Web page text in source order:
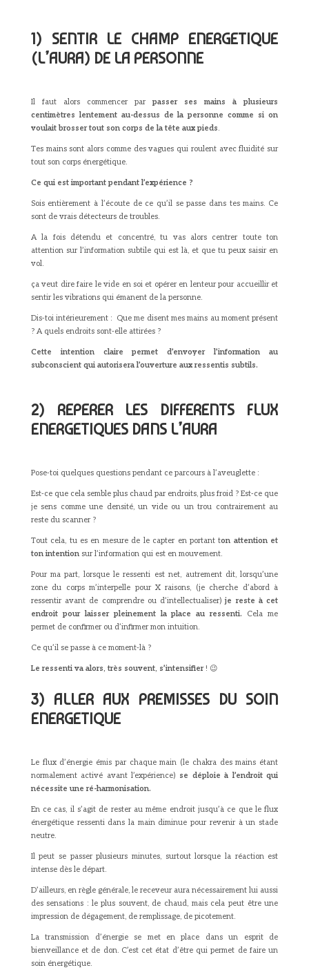
1) SENTIR LE CHAMP ENERGETIQUE
(L’AURA) DE LA PERSONNE
Il faut alors commencer parpasser ses mains à plusieurs
centimètres lentement au-dessus de la personne comme si on
voulait brosser tout son corps de la tête aux pieds.
Tes mains sont alors comme des vagues qui roulent avec fluidité sur
tout son corps énergétique.
Ce qui est important pendant l’expérience ?
Sois entièrement à l’écoute de ce qu’il se passe dans tes mains. Ce
sont de vrais détecteurs de troubles.
A la fois détendu et concentré, tu vas alors centrer toute ton
attention sur l’information subtile qui est là, et que tu peux saisir en
vol.
ça veut dire faire le vide en soi et opérer en lenteur pour accueillir et
sentir les vibrations qui émanent de la personne.
Dis-toi intérieurement : Que me disent mes mains au moment présent
? A quels endroits sont-elle attirées ?
Cette intention claire permet d’envoyer l’information au
subconscient qui autorisera l’ouverture aux ressentis subtils.
2) REPERER LES DIFFERENTS FLUX
ENERGETIQUES DANS L’AURA
Pose-toi quelques questions pendant ce parcours à l’aveuglette :
Est-ce que cela semble plus chaud par endroits, plus froid ? Est-ce que
je sens comme une densité, un vide ou un trou contrairement au
reste du scanner ?
Tout cela, tu es en mesure de le capter en portant ton attention et
ton intention sur l’information qui est en mouvement.
Pour ma part, lorsque le ressenti est net, autrement dit, lorsqu’une
zone du corps m’interpelle pour X raisons, (je cherche d’abord à
ressentir avant de comprendre ou d’intellectualiser) je reste à cet
endroit pour laisser pleinement la place au ressenti.
Cela me
permet de confirmer ou d’infirmer mon intuition.
Ce qu’il se passe à ce moment-là ?
Le ressenti va alors, très souvent, s’intensifier! 😉
3) ALLER AUX PREMISSES DU SOIN
ENERGETIQUE
Le flux d’énergie émis par chaque main (le chakra des mains étant
normalement activé avant l’expérience) se déploie à l’endroit qui
nécessite une ré-harmonisation.
En ce cas, il s’agit de rester au même endroit jusqu’à ce que le flux
énergétique ressenti dans la main diminue pour revenir à un stade
neutre.
Il peut se passer plusieurs minutes, surtout lorsque la réaction est
intense dès le départ.
D’ailleurs, en règle générale, le receveur aura nécessairement lui aussi
des sensations : le plus souvent, de chaud, mais cela peut être une
impression de dégagement, de remplissage, de picotement.
La transmission d’énergie se met en place dans un esprit de
bienveillance et de don. C’est cet état d’être qui permet de faire un
soin énergétique.